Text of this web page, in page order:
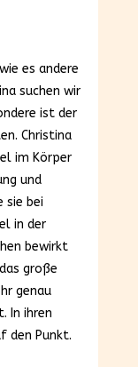
es andere
suchen wir
ist der
Christina
im Körper
und
sie bei
in der
bewirkt
große
genau
In ihren
den Punkt.